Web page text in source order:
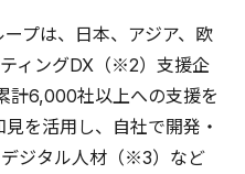
プは、日本、アジア、欧
ィングDX（※2）支援企
計6,000社以上への支援を
を活用し、自社で開発・
ジタル人材（※3）など